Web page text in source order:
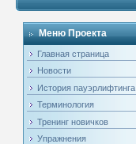
Меню Проекта
Главная страница
Новости
История пауэрлифтинга
Терминология
Тренинг новичков
Упражнения